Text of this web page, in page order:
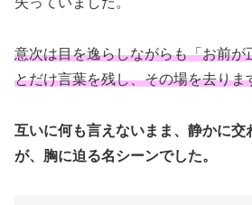
意次は目を逸らしながらも「お前
とだけ言葉を残し、その場を去りま
互いに何も言えないまま、静かに交
が、胸に迫る名シーンでした。